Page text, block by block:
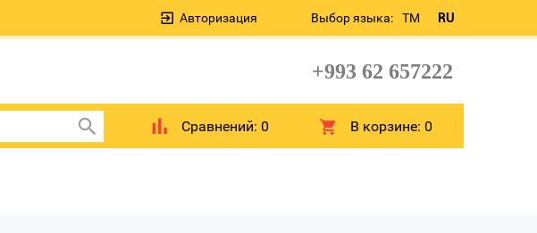
Выбор языка: TM RU
Авторизация
+993 62 657222
Сравнений: 0 В корзине:0